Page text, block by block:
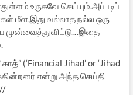
உருகவே செய்யும்.அப்படிப்
மீள,இது வல்லாத நல்ல ஒரு
(‘Financial Jihad’ or ‘Jihad
என்று அந்த செய்தி